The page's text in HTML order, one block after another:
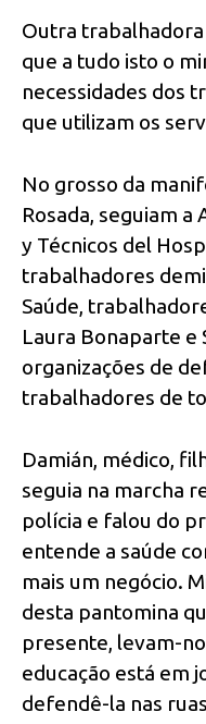
Outra
que a tudo isto o
necessidades dos
que utilizam os
No grosso da
Rosada, seguiam
y Técnicos del
trabalhadores
Saúde,
Laura Bonaparte e
organizações de
trabalhadores de
Damián, médico,
seguia na marcha
polícia e falou do
entende a saúde
mais um negócio.
desta pantomina
presente, levam-
educação está em
defendê-la nas